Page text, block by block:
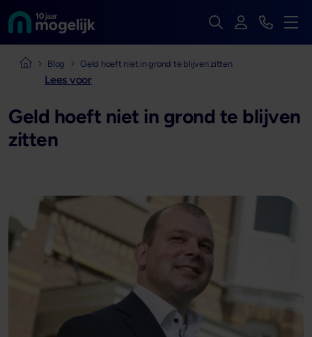
Naar de homepage van Zoek op de hele
InloggenBekijk
Menu
Naar de homepage van Mogelijk Vastgoedfinancieringen
Blog Geld hoeft niet in grond te blijven zitten
Lees voor
Geld hoeft niet in grond te blijven
zitten